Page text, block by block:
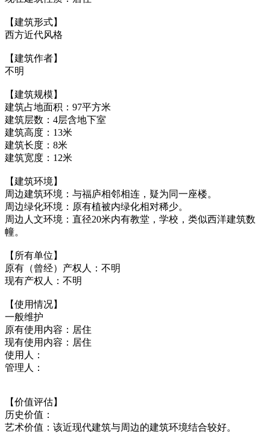
【建筑形式】
西方近代风格
【建筑作者】
不明
【建筑规模】
建筑占地面积：97平方米
建筑层数：4层含地下室
建筑高度：13米
建筑长度：8米
建筑宽度：12米
【建筑环境】
周边建筑环境：与福庐相邻相连，疑为同一座楼。
周边绿化环境：原有植被内绿化相对稀少。
周边人文环境：直径20米内有教堂，学校，类似西洋建筑数
幢。
【所有单位】
原有（曾经）产权人：不明
现有产权人：不明
【使用情况】
一般维护
原有使用内容：居住
现有使用内容：居住
使用人：
管理人：
【价值评估】
历史价值：
艺术价值：该近现代建筑与周边的建筑环境结合较好。